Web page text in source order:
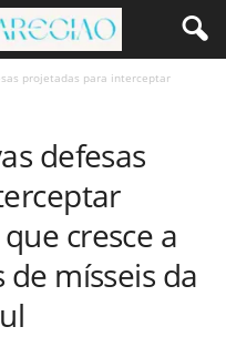
projetadas para interceptar
defesas
cresce a
mísseis da